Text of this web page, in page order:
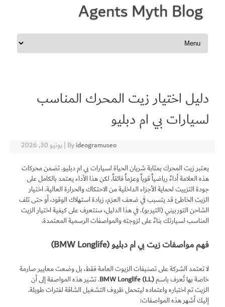
Agents Myth Blog
Skip to content
دليل اختيار زيت المحرك المناسب
لسيارات بي ام دبليو
Byideogramuseo
|يونيو 30, 2026
يعتبر زيت المحرك بمثابة شريان الحياة لسيارات بي ام دبليو. تضمن محركات
هذه العلامة أداءً رياضياً قوياً وعزماً فائقاً. لكن هذا الأداء يعتمد بالكامل على
جودة التزييت لحماية الأجزاء الداخلية من الاحتكاك والحرارة العالية. اختيار
الزيت الخاطئ قد يتسبب في ضعف العزم، زيادة استهلاك الوقود، أو حتى تلف
الشاحن التوربيني (التيربو). في هذا الدليل، سنتعرف على كيفية اختيار الزيت
المناسب لسيارتك بناءً على لزوجته والمواصفات الرسمية المعتمدة.
فهم مواصفات زيت بي ام دبليو (BMW Longlife)
لا تعتمد الشركة على تصنيفات الزيوت العامة فقط، بل وضعت معايير صارمة
خاصة بها تُعرف باسمBMW Longlife (LL). تشير هذه المواصفة إلى أن
الزيت تم اختباره واعتماده ليتحمل ظروف التشغيل الشاقة لفترات طويلة.
إليك أشهر هذه المواصفات: